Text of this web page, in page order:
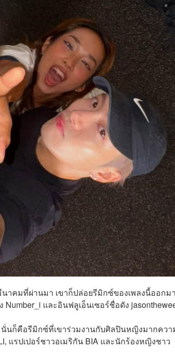
นาคมที่ผ่านมา เขาก็ปล่อยรีมิกซ์ของเพลงนี้ออกม
และอินฟลูเอ็นเซอร์ชื่อดัง
นั่นก็คือรีมิกซ์ที่เขาร่วมงานกับศิลปินหญิงมากควา
แรปเปอร์ชาวอเมริกัน BIA และนักร้องหญิงชาว